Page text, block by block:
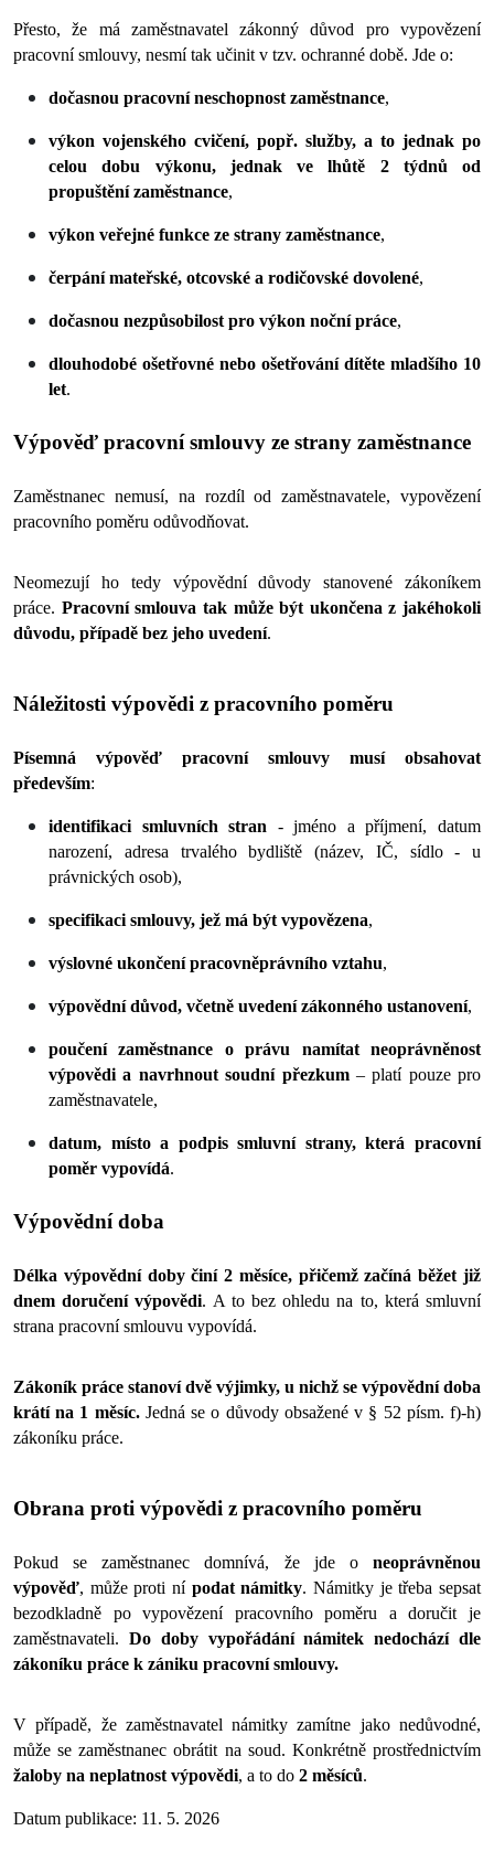
Přesto, že má zaměstnavatel zákonný důvod pro vypovězení
pracovní smlouvy, nesmí tak učinit v tzv. ochranné době. Jde o:
dočasnou pracovní neschopnost zaměstnance,
výkon vojenského cvičení, popř. služby, a to jednak po
celou dobu výkonu, jednak ve lhůtě 2 týdnů od
propuštění zaměstnance,
výkon veřejné funkce ze strany zaměstnance,
čerpání mateřské, otcovské a rodičovské dovolené,
dočasnou nezpůsobilost pro výkon noční práce,
dlouhodobé ošetřovné nebo ošetřování dítěte mladšího 10
let.
Výpověď pracovní smlouvy ze strany zaměstnance
Zaměstnanec nemusí, na rozdíl od zaměstnavatele, vypovězení
pracovního poměru odůvodňovat.
Neomezují ho tedy výpovědní důvody stanovené zákoníkem
práce. Pracovní smlouva tak může být ukončena z jakéhokoli
důvodu, případě bez jeho uvedení.
Náležitosti výpovědi z pracovního poměru
Písemná výpověď pracovní smlouvy musí obsahovat
především:
identifikaci smluvních stran - jméno a příjmení, datum
narození, adresa trvalého bydliště (název, IČ, sídlo - u
právnických osob),
specifikaci smlouvy, jež má být vypovězena,
výslovné ukončení pracovněprávního vztahu,
výpovědní důvod, včetně uvedení zákonného ustanovení,
poučení zaměstnance o právu namítat neoprávněnost
výpovědi a navrhnout soudní přezkum – platí pouze pro
zaměstnavatele,
datum, místo a podpis smluvní strany, která pracovní
poměr vypovídá.
Výpovědní doba
Délka výpovědní doby činí 2 měsíce, přičemž začíná běžet již
dnem doručení výpovědi. A to bez ohledu na to, která smluvní
strana pracovní smlouvu vypovídá.
Zákoník práce stanoví dvě výjimky, u nichž se výpovědní doba
krátí na 1 měsíc. Jedná se o důvody obsažené v § 52 písm. f)-h)
zákoníku práce.
Obrana proti výpovědi z pracovního poměru
Pokud se zaměstnanec domnívá, že jde o neoprávněnou
výpověď, může proti ní podat námitky. Námitky je třeba sepsat
bezodkladně po vypovězení pracovního poměru a doručit je
zaměstnavateli. Do doby vypořádání námitek nedochází dle
zákoníku práce k zániku pracovní smlouvy.
V případě, že zaměstnavatel námitky zamítne jako nedůvodné,
žaloby na neplatnost výpovědi, a to do 2 měsíců.
Datum publikace: 11. 5. 2026